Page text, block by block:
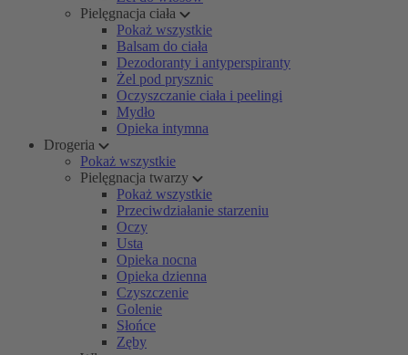
Pielęgnacja ciała
Pokaż wszystkie
Balsam do ciała
Dezodoranty i antyperspiranty
Żel pod prysznic
Oczyszczanie ciała i peelingi
Mydło
Opieka intymna
Drogeria
Pokaż wszystkie
Pielęgnacja twarzy
Pokaż wszystkie
Przeciwdziałanie starzeniu
Oczy
Usta
Opieka nocna
Opieka dzienna
Czyszczenie
Golenie
Słońce
Zęby